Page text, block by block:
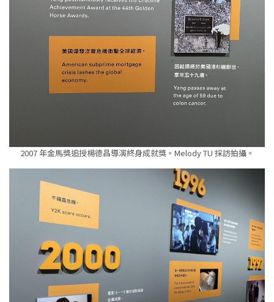
2007 年金馬獎追授楊德昌導演終身成就獎。Melody TU 採訪拍攝。